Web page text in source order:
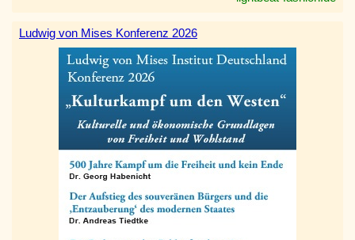
Ludwig von Mises Konferenz 2026